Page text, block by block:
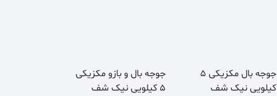
جوجه بال مکزیکی 5
کیلویی نیک شف
جوجه بال و بازو مکزیکی
5 کیلویی نیک شف